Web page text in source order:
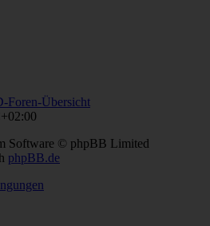
Foren-Übersicht
Software © phpBB Limited
phpBB.de